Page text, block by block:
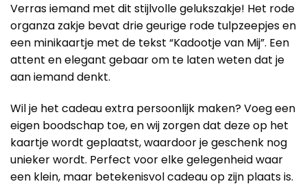
Verras iemand met dit stijlvolle gelukszakje! Het rode
organza zakje bevat drie geurige rode tulpzeepjes en
een minikaartje met de tekst “Kadootje van Mij”. Een
attent en elegant gebaar om te laten weten dat je
aan iemand denkt.
Wil je het cadeau extra persoonlijk maken? Voeg een
eigen boodschap toe, en wij zorgen dat deze op het
kaartje wordt geplaatst, waardoor je geschenk nog
unieker wordt. Perfect voor elke gelegenheid waar
een klein, maar betekenisvol cadeau op zijn plaats is.